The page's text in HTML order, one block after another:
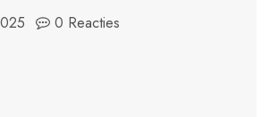
0 Reacties